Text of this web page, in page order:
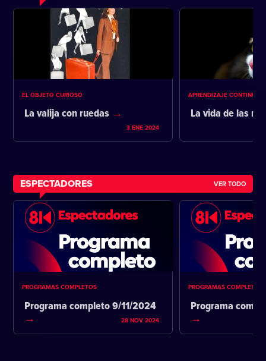
EL OBJETO CURIOSO
La valija con ruedas
3 ENE 2024
APRENDIZAJE CONTINUO
La vida de las
ESPECTADORES VER TODO
PROGRAMAS COMPLETOS
Programa completo 9/11/2024
28 NOV 2024
PROGRAMAS COMPLETOS
Programa